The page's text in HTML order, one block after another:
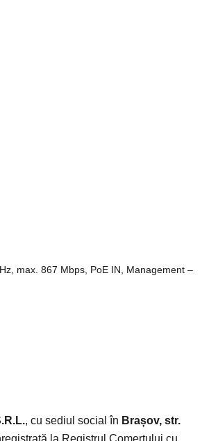
max. 867 Mbps, PoE IN, Management –
, cu sediul social în Brașov, str.
la Registrul Comerțului cu